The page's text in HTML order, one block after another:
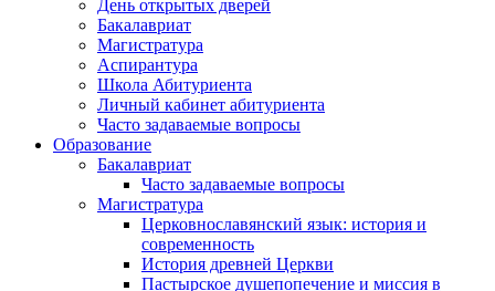
День открытых дверей
Бакалавриат
Магистратура
Аспирантура
Школа Абитуриента
Личный кабинет абитуриента
Часто задаваемые вопросы
Образование
Бакалавриат
Часто задаваемые вопросы
Магистратура
Церковнославянский язык: история и
современность
История древней Церкви
Пастырское душепопечение и миссия в